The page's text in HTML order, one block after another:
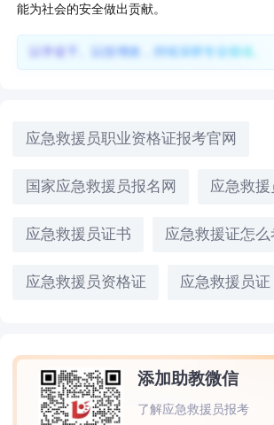
能为社会的安全做出贡献。
以学促干、以技增效，持续深耕专业领域。
应急救援员职业资格证报考官网
国家应急救援员报名网 应急救援
应急救援员证书 应急救援证怎么
应急救援员资格证 应急救援员证
添加助教微信
了解应急救援员报考